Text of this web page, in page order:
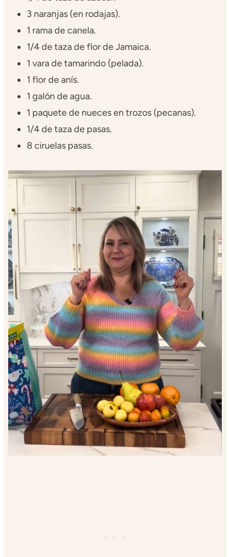
3 naranjas (en rodajas).
1 rama de canela.
1/4 de taza de flor de Jamaica.
1 vara de tamarindo (pelada).
1 flor de anís.
1 galón de agua.
1 paquete de nueces en trozos (pecanas).
1/4 de taza de pasas.
8 ciruelas pasas.